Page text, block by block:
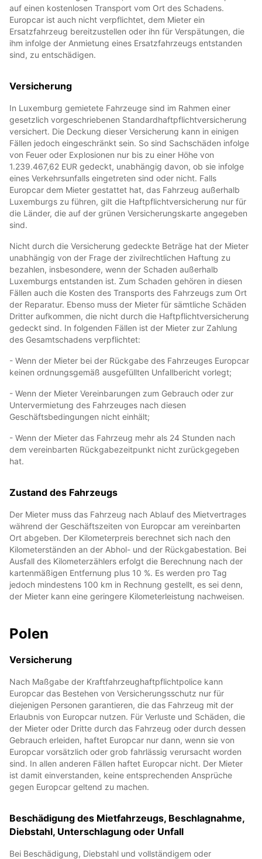
auf einen kostenlosen Transport vom Ort des Schadens.
Europcar ist auch nicht verpflichtet, dem Mieter ein
Ersatzfahrzeug bereitzustellen oder ihn für Verspätungen, die
ihm infolge der Anmietung eines Ersatzfahrzeugs entstanden
sind, zu entschädigen.
Versicherung
In Luxemburg gemietete Fahrzeuge sind im Rahmen einer
gesetzlich vorgeschriebenen Standardhaftpflichtversicherung
versichert. Die Deckung dieser Versicherung kann in einigen
Fällen jedoch eingeschränkt sein. So sind Sachschäden infolge
von Feuer oder Explosionen nur bis zu einer Höhe von
1.239.467,62 EUR gedeckt, unabhängig davon, ob sie infolge
eines Verkehrsunfalls eingetreten sind oder nicht. Falls
Europcar dem Mieter gestattet hat, das Fahrzeug außerhalb
Luxemburgs zu führen, gilt die Haftpflichtversicherung nur für
die Länder, die auf der grünen Versicherungskarte angegeben
sind.
Nicht durch die Versicherung gedeckte Beträge hat der Mieter
unabhängig von der Frage der zivilrechtlichen Haftung zu
bezahlen, insbesondere, wenn der Schaden außerhalb
Luxemburgs entstanden ist. Zum Schaden gehören in diesen
Fällen auch die Kosten des Transports des Fahrzeugs zum Ort
der Reparatur. Ebenso muss der Mieter für sämtliche Schäden
Dritter aufkommen, die nicht durch die Haftpflichtversicherung
gedeckt sind. In folgenden Fällen ist der Mieter zur Zahlung
des Gesamtschadens verpflichtet:
- Wenn der Mieter bei der Rückgabe des Fahrzeuges Europcar
keinen ordnungsgemäß ausgefüllten Unfallbericht vorlegt;
- Wenn der Mieter Vereinbarungen zum Gebrauch oder zur
Untervermietung des Fahrzeuges nach diesen
Geschäftsbedingungen nicht einhält;
- Wenn der Mieter das Fahrzeug mehr als 24 Stunden nach
dem vereinbarten Rückgabezeitpunkt nicht zurückgegeben
hat.
Zustand des Fahrzeugs
Der Mieter muss das Fahrzeug nach Ablauf des Mietvertrages
während der Geschäftszeiten von Europcar am vereinbarten
Ort abgeben. Der Kilometerpreis berechnet sich nach den
Kilometerständen an der Abhol- und der Rückgabestation. Bei
Ausfall des Kilometerzählers erfolgt die Berechnung nach der
kartenmäßigen Entfernung plus 10 %. Es werden pro Tag
jedoch mindestens 100 km in Rechnung gestellt, es sei denn,
der Mieter kann eine geringere Kilometerleistung nachweisen.
Polen
Versicherung
Nach Maßgabe der Kraftfahrzeughaftpflichtpolice kann
Europcar das Bestehen von Versicherungsschutz nur für
diejenigen Personen garantieren, die das Fahrzeug mit der
Erlaubnis von Europcar nutzen. Für Verluste und Schäden, die
der Mieter oder Dritte durch das Fahrzeug oder durch dessen
Gebrauch erleiden, haftet Europcar nur dann, wenn sie von
Europcar vorsätzlich oder grob fahrlässig verursacht worden
sind. In allen anderen Fällen haftet Europcar nicht. Der Mieter
ist damit einverstanden, keine entsprechenden Ansprüche
gegen Europcar geltend zu machen.
Beschädigung des Mietfahrzeugs, Beschlagnahme,
Diebstahl, Unterschlagung oder Unfall
Bei Beschädigung, Diebstahl und vollständigem oder